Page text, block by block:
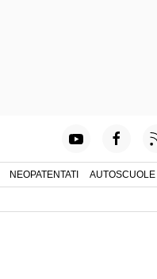
NEOPATENTATI AUTOSCUOLE